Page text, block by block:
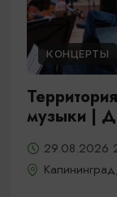
КОНЦЕРТЫ
музыки |
29.08.2026